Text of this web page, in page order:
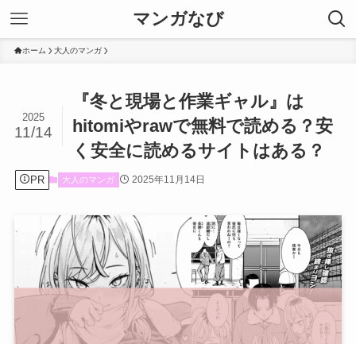
マンガなび
ホーム 大人のマンガ
『冬と現場と作業ギャル』は
hitomiやrawで無料で読める？安
く安全に読めるサイトはある？
2025
11/14
PR 大人のマンガ 2025年11月14日